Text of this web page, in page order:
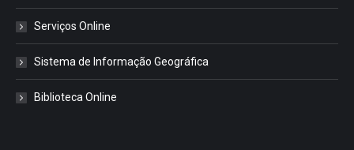
Serviços Online
Sistema de Informação Geográfica
Biblioteca Online